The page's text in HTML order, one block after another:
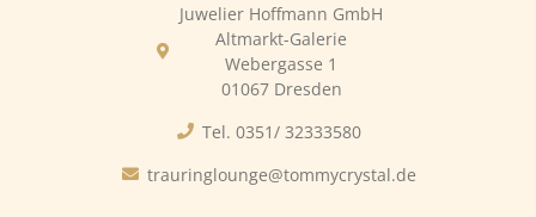
Juwelier Hoffmann GmbH
Altmarkt-Galerie
Webergasse 1
01067 Dresden
Tel. 0351/ 32333580
trauringlounge@tommycrystal.de